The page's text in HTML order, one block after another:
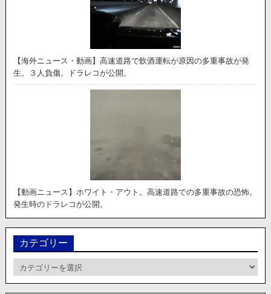
【海外ニュース・動画】高速道路で飲酒運転が原因の多重事故が発
生。３人負傷。ドラレコが公開。
【動画ニュース】ホワイト・アウト。高速道路での多重事故の恐怖。
発生時のドラレコが公開。
カテゴリー
テ